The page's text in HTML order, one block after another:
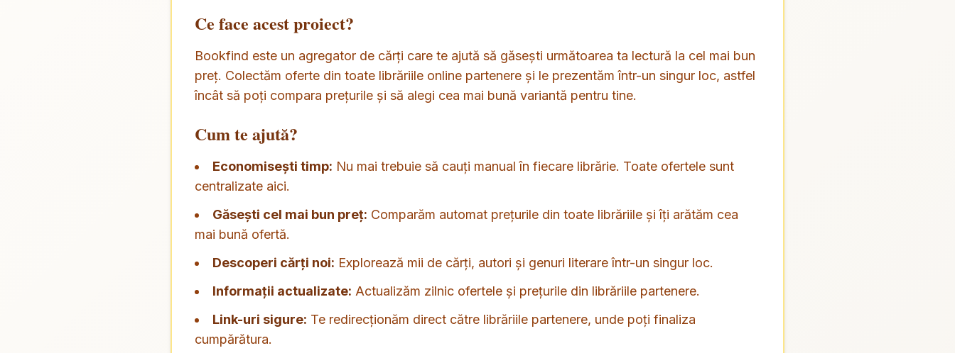
Ce face acest proiect?
Bookfind este un agregator de cărți care te ajută să găsești următoarea ta lectură la cel mai bun
preț. Colectăm oferte din toate librăriile online partenere și le prezentăm într-un singur loc, astfel
încât să poți compara prețurile și să alegi cea mai bună variantă pentru tine.
Cum te ajută?
Economisești timp: Nu mai trebuie să cauți manual în fiecare librărie. Toate ofertele sunt
centralizate aici.
Găsești cel mai bun preț: Comparăm automat prețurile din toate librăriile și îți arătăm cea
mai bună ofertă.
Descoperi cărți noi: Explorează mii de cărți, autori și genuri literare într-un singur loc.
Informații actualizate: Actualizăm zilnic ofertele și prețurile din librăriile partenere.
Link-uri sigure: Te redirecționăm direct către librăriile partenere, unde poți finaliza
cumpărătura.